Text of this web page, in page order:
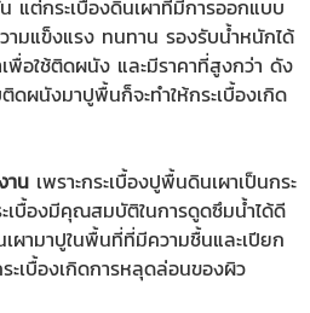
แต่กระเบื้องดินเผาที่มีการออกแบบ
ามแข็งแรง ทนทาน รองรับน้ำหนักได้
พื่อใช้ติดผนัง และมีราคาที่สูงกว่า ดัง
ดผนังมาปูพื้นก็จะทำให้กระเบื้องเกิด
าน เพราะกระเบื้องปูพื้นดินเผาเป็นกระ
เบื้องมีคุณสมบัติในการดูดซึมน้ำได้ดี
ผามาปูในพื้นที่ที่มีความชื้นและเปียก
ระเบื้องเกิดการหลุดล่อนของผิว